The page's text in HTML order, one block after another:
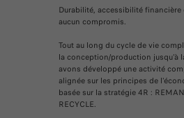
Durabilité, accessibilité financière
aucun compromis.
Tout au long du cycle de vie
la conception/production jusqu'à
avons développé une activité
alignée sur les principes de
basée sur la stratégie 4R :
RECYCLE.